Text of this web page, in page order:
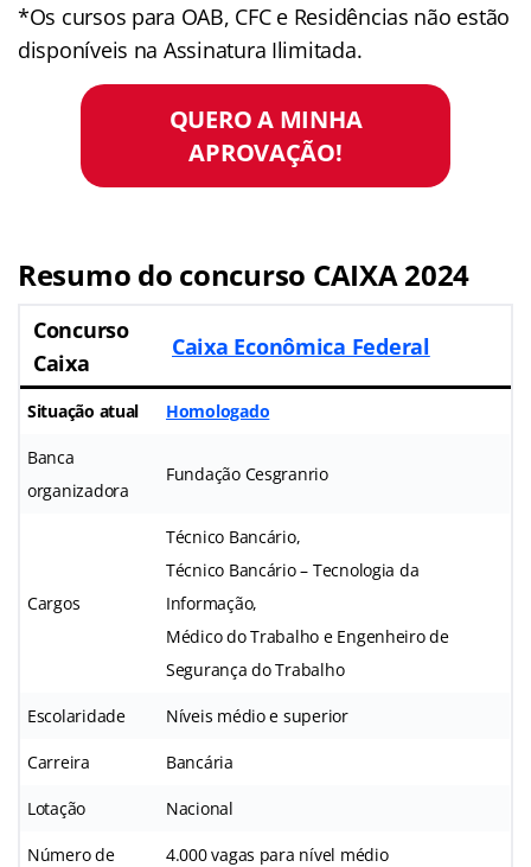
*Os cursos para OAB, CFC e Residências não estão
disponíveis na Assinatura Ilimitada.
QUERO A MINHA
APROVAÇÃO!
Resumo do concurso CAIXA 2024
Concurso
Caixa
Caixa Econômica Federal
Situação atual Homologado
Banca
organizadora
Fundação Cesgranrio
Cargos
Técnico Bancário,
Técnico Bancário – Tecnologia da
Informação,
Médico do Trabalho e Engenheiro de
Segurança do Trabalho
Escolaridade Níveis médio e superior
Carreira Bancária
Lotação Nacional
Número de
4.000 vagas para nível médio